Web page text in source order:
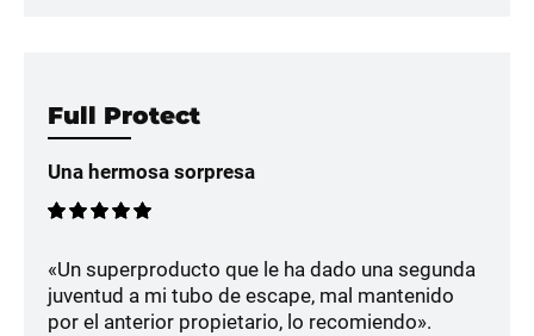
Full Protect
Una hermosa sorpresa
«Un superproducto que le ha dado una segunda
juventud a mi tubo de escape, mal mantenido
por el anterior propietario, lo recomiendo».